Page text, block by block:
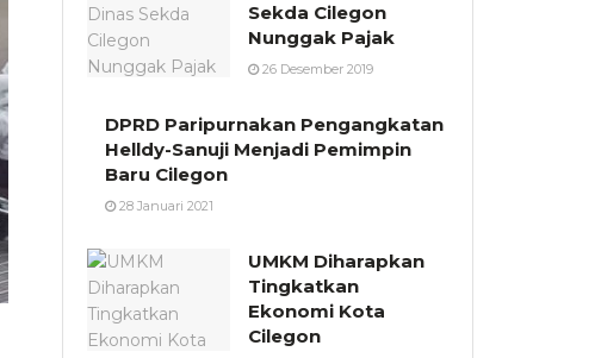
Sekda Cilegon
Nunggak Pajak
26 Desember 2019
DPRD Paripurnakan Pengangkatan
Helldy-Sanuji Menjadi Pemimpin
Baru Cilegon
28 Januari 2021
UMKM Diharapkan
Tingkatkan
Ekonomi Kota
Cilegon